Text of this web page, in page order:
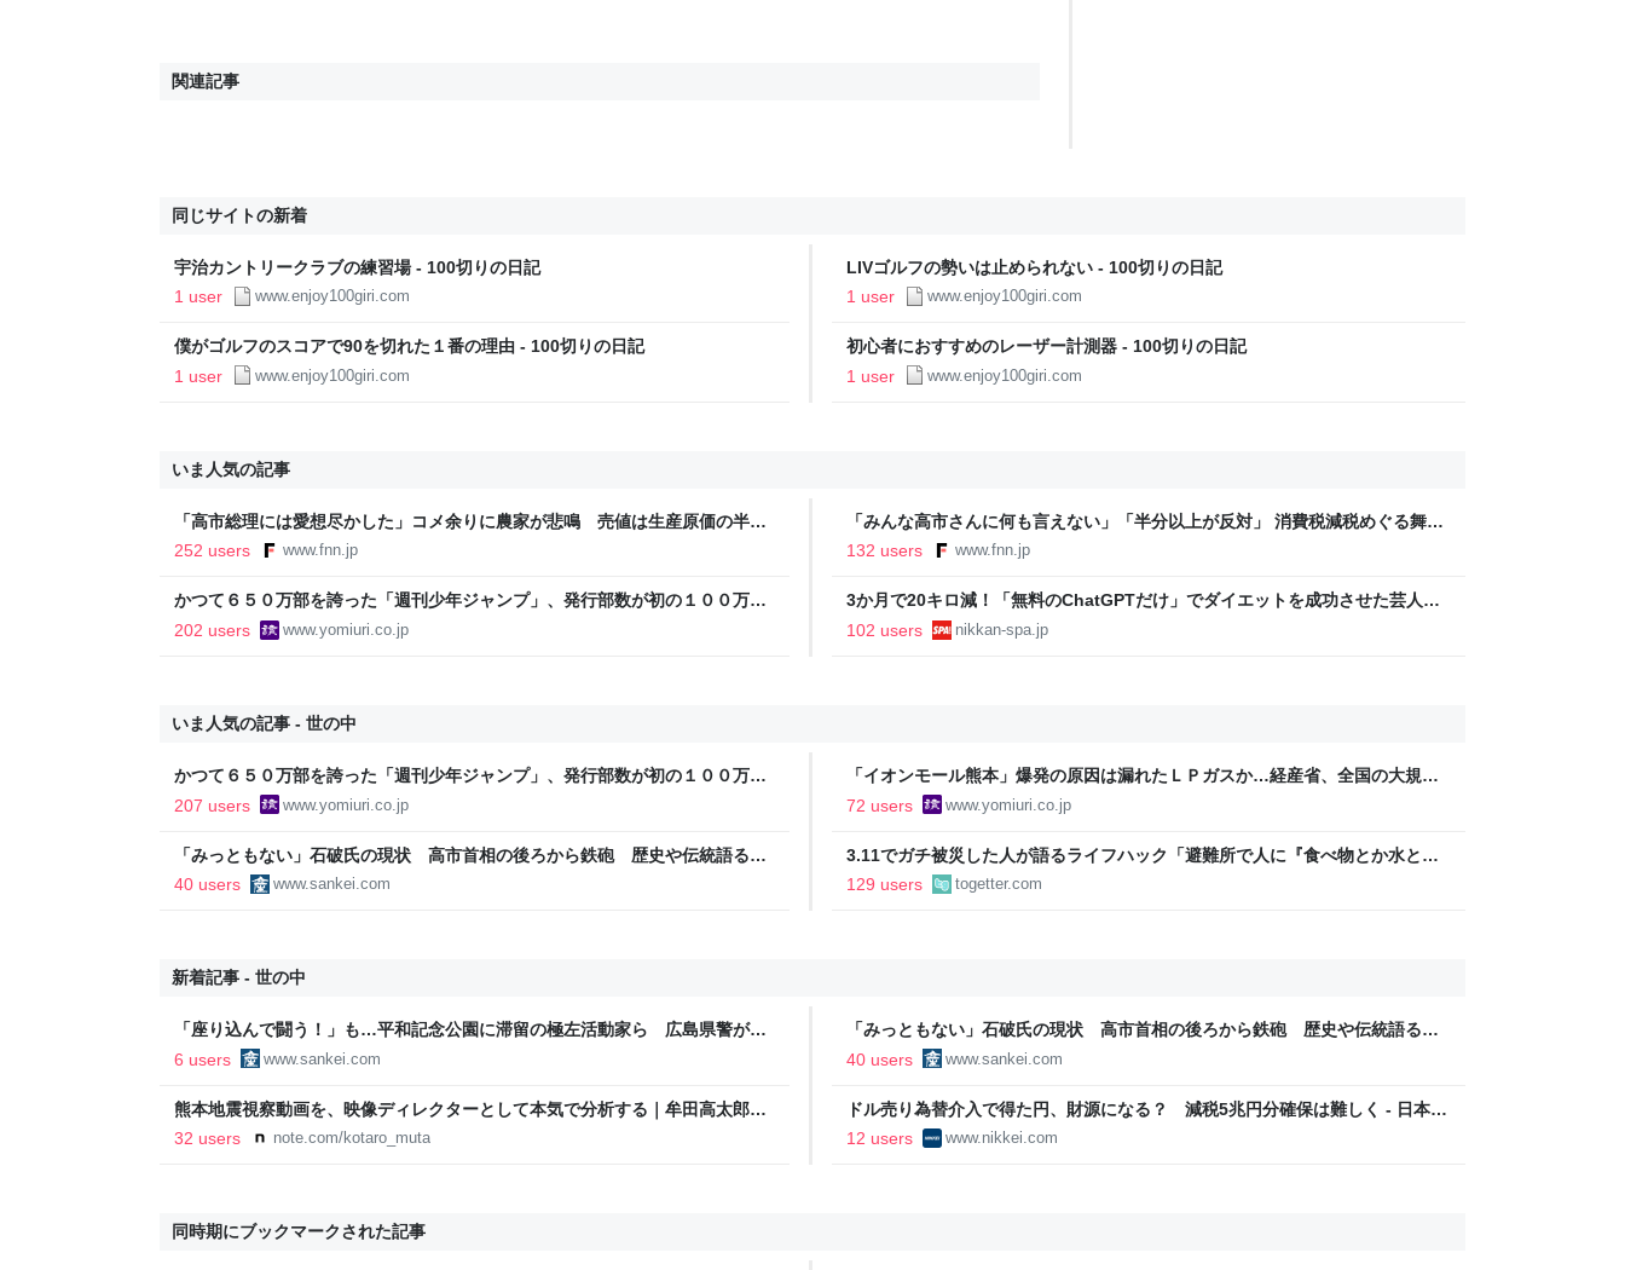
関連記事
同じサイトの新着
宇治カントリークラブの練習場 - 100切りの日記
1 user
www.enjoy100giri.com
LIVゴルフの勢いは止められない - 100切りの日記
1 user
www.enjoy100giri.com
僕がゴルフのスコアで90を切れた１番の理由 - 100切りの日記
1 user
www.enjoy100giri.com
初心者におすすめのレーザー計測器 - 100切りの日記
1 user
www.enjoy100giri.com
いま人気の記事
「高市総理には愛想尽かした」コメ余りに農家が悲鳴 売値は生産原価の半分
以下に…肥料代や燃料代は高騰「今年でやめる」農家も｜FNNプライムオンラ
252 users www.fnn.jp
「みんな高市さんに何も言えない」「半分以上が反対」 消費税減税めぐる舞台
裏 自民党内でくすぶる慎重論と本音【スポットライト】｜FNNプライムオン
132 users www.fnn.jp
かつて６５０万部を誇った「週刊少年ジャンプ」、発行部数が初の１００万部
割れ…国内の紙雑誌で「１００万部超」ゼロに
202 users www.yomiuri.co.jp
3か月で20キロ減！「無料のChatGPTだけ」でダイエットを成功させた芸人を
直撃。「相手が人間だったらムリ」な減量メソッドに驚き | 日刊SPA!
102 users nikkan-spa.jp
いま人気の記事 - 世の中
かつて６５０万部を誇った「週刊少年ジャンプ」、発行部数が初の１００万部
割れ…国内の紙雑誌で「１００万部超」ゼロに
207 users www.yomiuri.co.jp
「イオンモール熊本」爆発の原因は漏れたＬＰガスか…経産省、全国の大規模
施設でガス供給設備の点検要請
72 users www.yomiuri.co.jp
「みっともない」石破氏の現状 高市首相の後ろから鉄砲 歴史や伝統語る資
格はあるか 阿比留瑠比の極言御免
40 users www.sankei.com
3.11でガチ被災した人が語るライフハック「避難所で人に『食べ物とか水とか
持ってますか？』と言われてもYESと答えちゃダメ」→苦い経験談が寄せられ
129 users togetter.com
新着記事 - 世の中
「座り込んで闘う！」も…平和記念公園に滞留の極左活動家ら 広島県警が全
員排除、6日朝
6 users www.sankei.com
「みっともない」石破氏の現状 高市首相の後ろから鉄砲 歴史や伝統語る資
格はあるか 阿比留瑠比の極言御免
40 users www.sankei.com
熊本地震視察動画を、映像ディレクターとして本気で分析する｜牟田高太郎｜
映像で、想いをつなぐ
32 users note.com/kotaro_muta
ドル売り為替介入で得た円、財源になる？ 減税5兆円分確保は難しく - 日本経
済新聞
12 users www.nikkei.com
同時期にブックマークされた記事